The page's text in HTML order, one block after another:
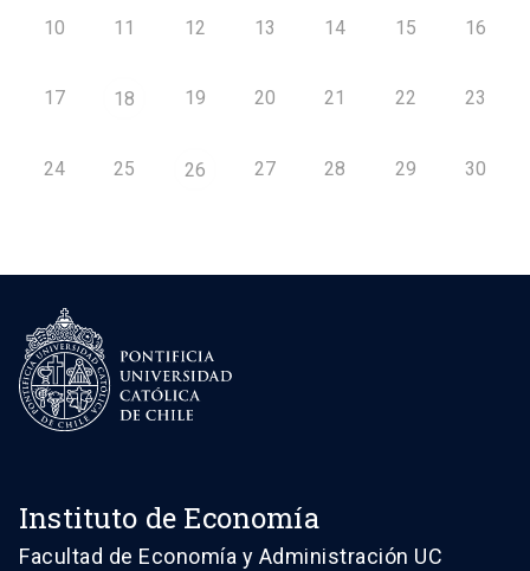
10 11 12 13 14 15 16
17 18 19 20 21 22 23
24 25 26 27 28 29 30
Instituto de Economía
Facultad de Economía y Administración UC